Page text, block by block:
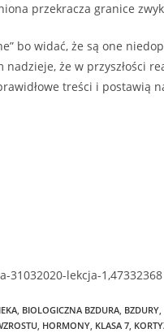
przekracza granice
bo widać, że są one
że w przyszłości
treści i postawią
lekcja-1,47332368
BIOLOGICZNA BZDURA BZDURY
HORMONY KLASA 7